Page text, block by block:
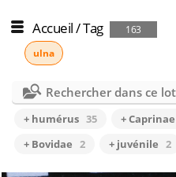
Accueil/Tag
163
ulna
Rechercher dans ce lot
+ humérus 35 + Caprinae
+ Bovidae 2 + juvénile 2